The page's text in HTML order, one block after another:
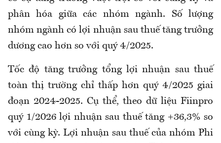
phân hóa giữa các nhóm ngành. Số lượng
nhóm ngành có lợi nhuận sau thuế tăng trưởng
dương cao hơn so với quý 4/2025.
Tốc độ tăng trưởng tổng lợi nhuận sau thuế
toàn thị trường chỉ thấp hơn quý 4/2025 giai
đoạn 2024-2025. Cụ thể, theo dữ liệu Fiinpro
quý 1/2026 lợi nhuận sau thuế tăng +36,3% so
với cùng kỳ. Lợi nhuận sau thuế của nhóm Phi